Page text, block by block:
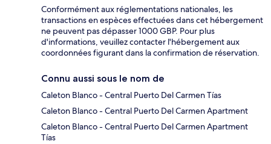
Conformément aux réglementations nationales, les
transactions en espèces effectuées dans cet hébergement
ne peuvent pas dépasser 1000 GBP. Pour plus
d'informations, veuillez contacter l'hébergement aux
coordonnées figurant dans la confirmation de réservation.
Connu aussi sous le nom de
Caleton Blanco - Central Puerto Del Carmen Tías
Caleton Blanco - Central Puerto Del Carmen Apartment
Caleton Blanco - Central Puerto Del Carmen Apartment
Tías